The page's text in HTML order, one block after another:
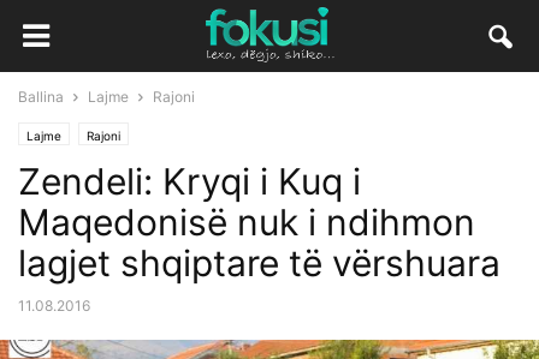
Ballina Lajme Rajoni
Lajme Rajoni
Zendeli: Kryqi i Kuq i
Maqedonisë nuk i ndihmon
lagjet shqiptare të vërshuara
11.08.2016